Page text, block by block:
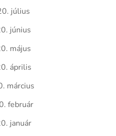
július
június
május
április
március
február
január